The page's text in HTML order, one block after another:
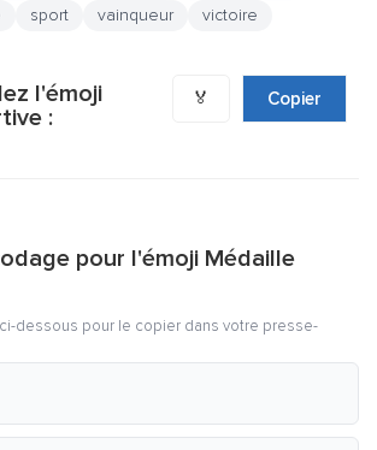
sport vainqueur victoire
l'émoji
:
🏅 Copier
pour l'émoji Médaille
dessous pour le copier dans votre presse-